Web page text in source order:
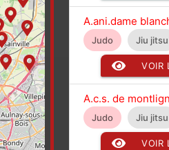
A.ani.dame
Judo Jiu jitsu
VOIR
A.c.s. de
Judo Jiu jitsu
VOIR